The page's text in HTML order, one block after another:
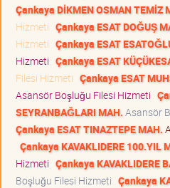
Çankaya DİKMEN OSMAN TEMİZ
Hizmeti Çankaya ESAT DOĞUŞ
Hizmeti Çankaya ESAT
Hizmeti Çankaya ESAT
Filesi Hizmeti Çankaya ESAT
Asansör Boşluğu Filesi Hizmeti
SEYRANBAĞLARI MAH. Asansör
Çankaya ESAT TINAZTEPE MAH.
Çankaya KAVAKLIDERE 100.YIL
Hizmeti Çankaya KAVAKLIDERE
Boşluğu Filesi Hizmeti Çankaya